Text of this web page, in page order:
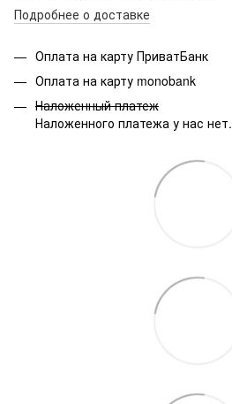
Подробнее о доставке
Оплата на карту ПриватБанк
Оплата на карту monobank
Наложенный платеж
Наложенного платежа у нас нет.